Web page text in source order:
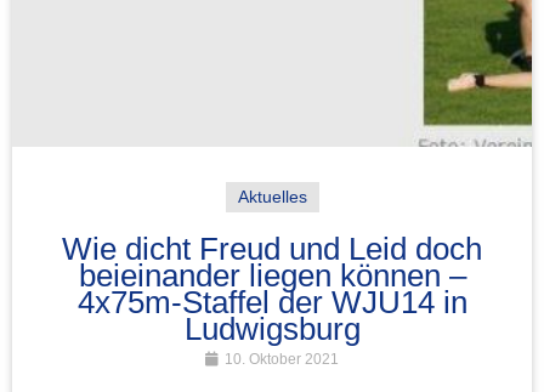
Aktuelles
Wie dicht Freud und Leid doch
beieinander liegen können –
4x75m-Staffel der WJU14 in
Ludwigsburg
10. Oktober 2021